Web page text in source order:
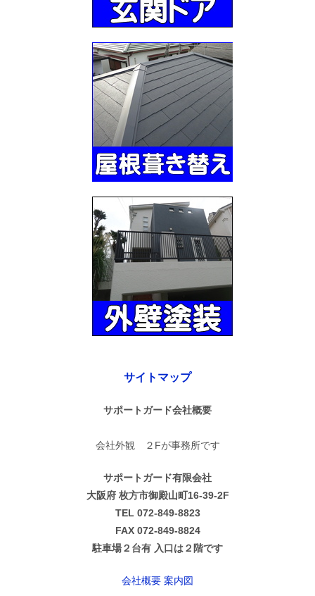
サイトマップ
サポートガード会社概要
会社外観 ２Fが事務所です
サポートガード有限会社
大阪府 枚方市御殿山町16-39-2F
TEL 072-849-8823
FAX 072-849-8824
駐車場２台有 入口は２階です
会社概要 案内図